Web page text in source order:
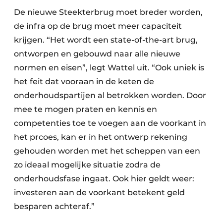
De nieuwe Steekterbrug moet breder worden,
de infra op de brug moet meer capaciteit
krijgen. “Het wordt een state-of-the-art brug,
ontworpen en gebouwd naar alle nieuwe
normen en eisen”, legt Wattel uit. “Ook uniek is
het feit dat vooraan in de keten de
onderhoudspartijen al betrokken worden. Door
mee te mogen praten en kennis en
competenties toe te voegen aan de voorkant in
het prcoes, kan er in het ontwerp rekening
gehouden worden met het scheppen van een
zo ideaal mogelijke situatie zodra de
onderhoudsfase ingaat. Ook hier geldt weer:
investeren aan de voorkant betekent geld
besparen achteraf.”